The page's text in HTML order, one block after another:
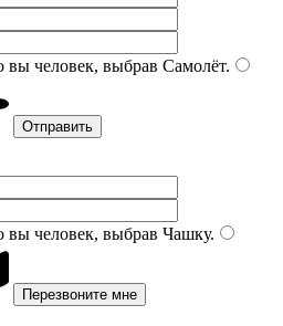
вы человек, выбрав Самолёт.
вы человек, выбрав Чашку.